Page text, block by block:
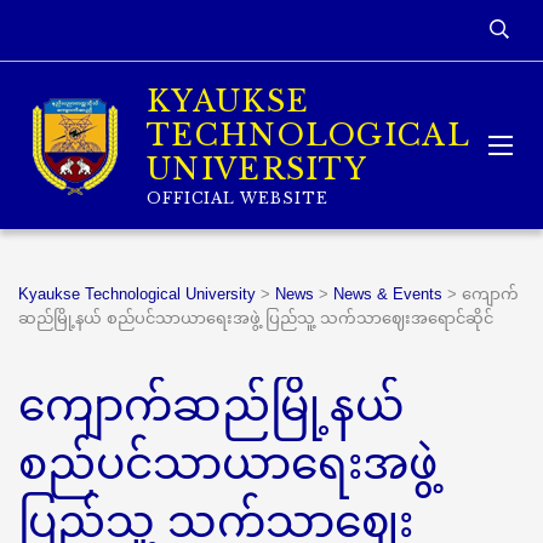
KYAUKSE
TECHNOLOGICAL
UNIVERSITY
OFFICIAL WEBSITE
Kyaukse Technological University > News > News & Events > ကျောက်
ဆည်မြို့နယ် စည်ပင်သာယာရေးအဖွဲ့ ပြည်သူ့ သက်သာဈေးအရောင်ဆိုင်
ကျောက်ဆည်မြို့နယ်
စည်ပင်သာယာရေးအဖွဲ့
ပြည်သူ့ သက်သာဈေး